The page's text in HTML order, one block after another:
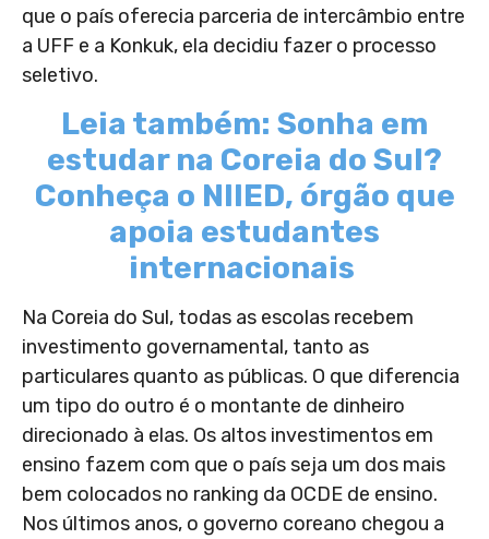
que o país oferecia parceria de intercâmbio entre
a UFF e a Konkuk, ela decidiu fazer o processo
seletivo.
Leia também: Sonha em
estudar na Coreia do Sul?
Conheça o NIIED, órgão que
apoia estudantes
internacionais
Na Coreia do Sul, todas as escolas recebem
investimento governamental, tanto as
particulares quanto as públicas. O que diferencia
um tipo do outro é o montante de dinheiro
direcionado à elas. Os altos investimentos em
ensino fazem com que o país seja um dos mais
bem colocados no ranking da OCDE de ensino.
Nos últimos anos, o governo coreano chegou a